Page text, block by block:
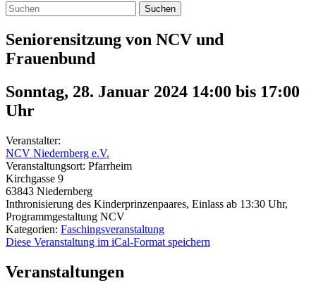
Suchen
Seniorensitzung von NCV und
Frauenbund
Sonntag, 28. Januar 2024 14:00 bis 17:00
Uhr
Veranstalter:
NCV Niedernberg e.V.
Veranstaltungsort: Pfarrheim
Kirchgasse 9
63843 Niedernberg
Inthronisierung des Kinderprinzenpaares, Einlass ab 13:30 Uhr,
Programmgestaltung NCV
Kategorien: Faschingsveranstaltung
Diese Veranstaltung im iCal-Format speichern
Veranstaltungen